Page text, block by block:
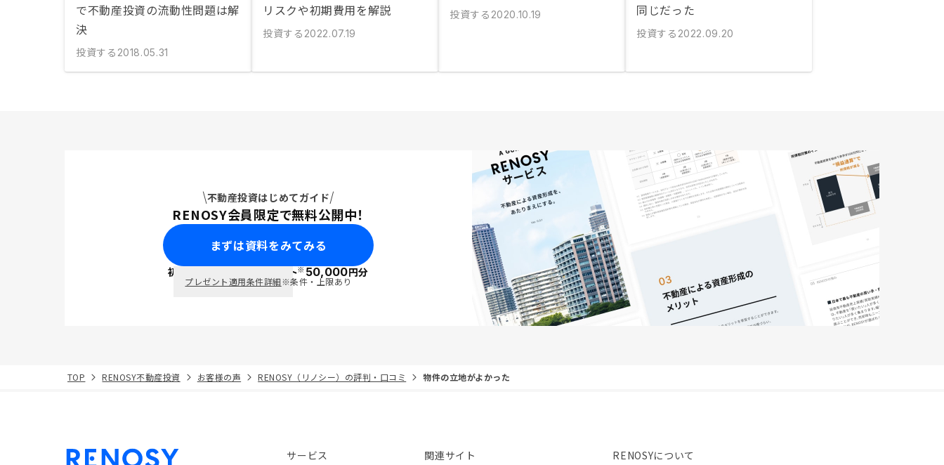
で不動産投資の流動性問題は解
決
投資する 2018.05.31
リスクや初期費用を解説
投資する 2022.07.19
投資する 2020.10.19
同じだった
投資する 2022.09.20
不動産投資はじめてガイド
RENOSY会員限定で無料公開中！
まずは資料をみてみる
初回面談で ポイント※50,000円分
プレゼント適用条件詳細※条件・上限あり
TOP RENOSY不動産投資 お客様の声 RENOSY（リノシー）の評判・口コミ 物件の立地がよかった
サービス
関連サイト
RENOSYについて